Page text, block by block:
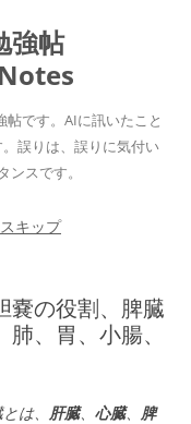
強帖
です。AIに訊いたこと
誤りは、誤りに気付い
スです。
キップ
嚢の役割、脾臓
、胃、小腸、
は、 肝臓、 心臓、 脾